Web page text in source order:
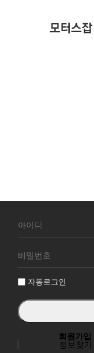
원
그
자동로그인
회원가입
정보찾기